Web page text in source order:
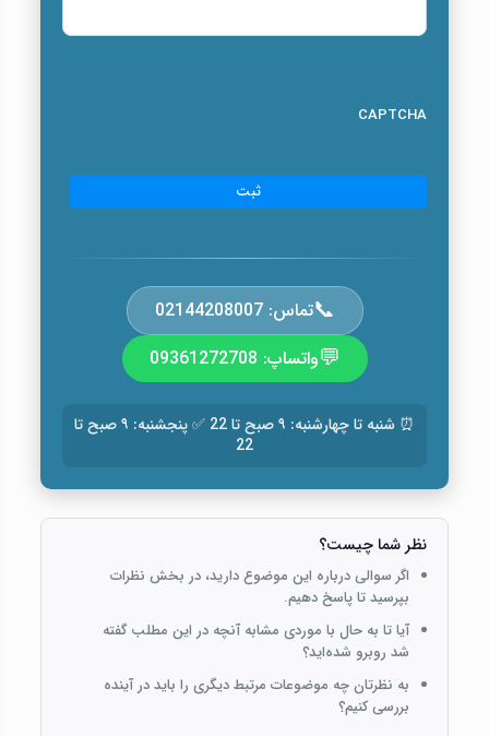
CAPTCHA
📞تماس: 02144208007
💬واتساپ: 09361272708
⏰ شنبه تا چهارشنبه: ۹ صبح تا 22 ✅ پنجشنبه: ۹ صبح تا
22
نظر شما چیست؟
اگر سوالی درباره این موضوع دارید، در بخش نظرات
بپرسید تا پاسخ دهیم.
آیا تا به حال با موردی مشابه آنچه در این مطلب گفته
شد روبرو شده‌اید؟
به نظرتان چه موضوعات مرتبط دیگری را باید در آینده
بررسی کنیم؟